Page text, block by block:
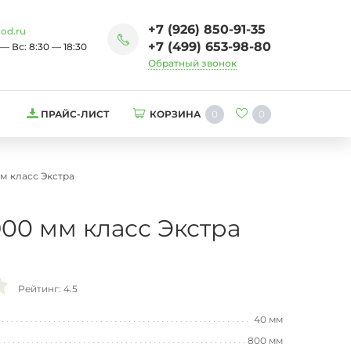
Вс: 8:30 — 18:30
+7 (926) 850-91-35
+7 (499) 653-98-80
Обратный звонок
ПРАЙС-ЛИСТ КОРЗИНА 0 0
класс Экстра
мм класс Экстра
Рейтинг: 4.5
40 мм
800 мм